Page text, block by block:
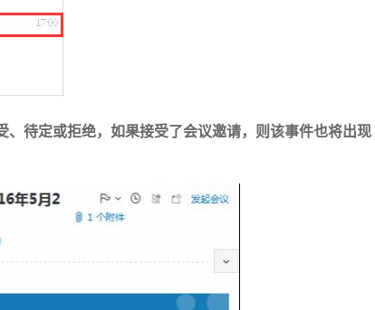
、待定或拒绝，如果接受了会议邀请，则该事件也将出现